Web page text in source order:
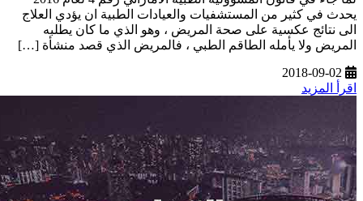
يحدث في كثير من المستشفيات والعيادات الطبية ان يؤدي العلاج
الى نتائج عكسية على صحة المريض ، وهو الذي ما كان يطلبه
المريض ولا يأمله الطاقم الطبي ، فالمريض الذي قصد منشأة […]
2018-09-02
اقرأ المزيد